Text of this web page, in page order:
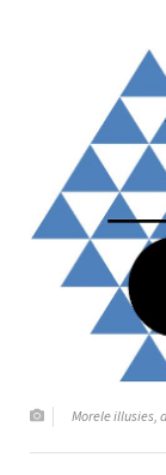
Morele illusies,